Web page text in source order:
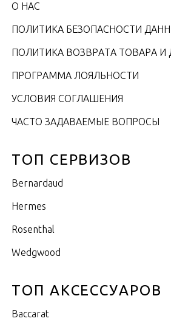
О НАС
ПОЛИТИКА БЕЗОПАСНОСТИ
ПОЛИТИКА ВОЗВРАТА ТОВАРА И
ПРОГРАММА ЛОЯЛЬНОСТИ
УСЛОВИЯ СОГЛАШЕНИЯ
ЧАСТО ЗАДАВАЕМЫЕ ВОПРОСЫ
ТОП СЕРВИЗОВ
Bernardaud
Hermes
Rosenthal
Wedgwood
ТОП АКСЕССУАРОВ
Baccarat